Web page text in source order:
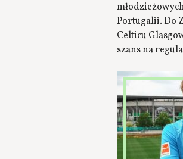
Portugalii. Do
Celticu
szans na